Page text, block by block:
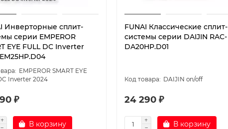
Инверторные сплит-
серии EMPEROR
EYE FULL DC Inverter
EMPEROR SMART EYE
Inverter 2024
₽
В корзину
FUNAI Классические сплит-
системы серии DAIJIN RAC-
DA20HP.D01
DAIJIN on/off
24 290 ₽
В корзину